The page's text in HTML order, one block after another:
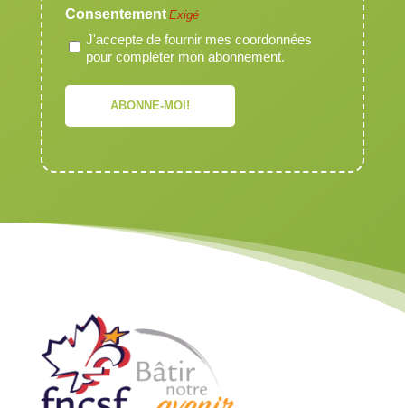
Consentement Exigé
J'accepte de fournir mes coordonnées
pour compléter mon abonnement.